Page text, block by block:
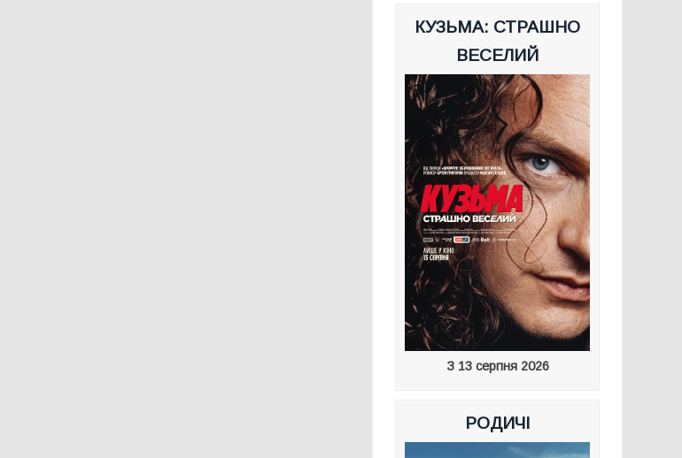
КУЗЬМА: СТРАШНО
ВЕСЕЛИЙ
З 13 серпня 2026
РОДИЧІ